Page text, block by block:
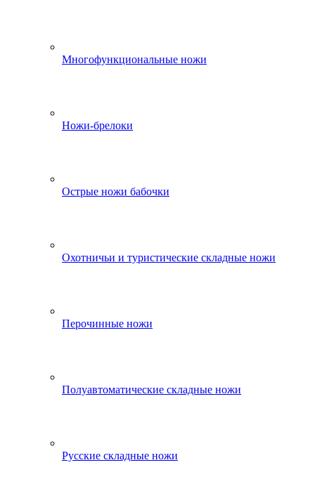
Многофункциональные ножи
Ножи-брелоки
Острые ножи бабочки
Охотничьи и туристические складные ножи
Перочинные ножи
Полуавтоматические складные ножи
Русские складные ножи